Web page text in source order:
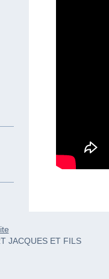
JACQUES ET FILS